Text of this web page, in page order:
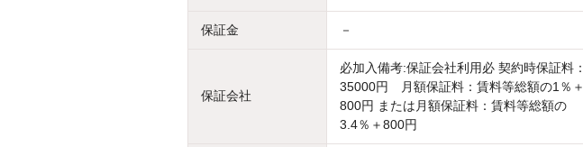
保証金 －
保証会社
必加入備考:保証会社利用必 契約時保証料：
35000円 月額保証料：賃料等総額の1％＋
800円 または月額保証料：賃料等総額の
3.4％＋800円